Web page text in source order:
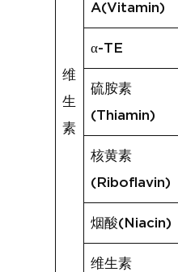
维
生
素
A(Vitamin)
α-TE
硫胺素
(Thiamin)
核黄素
(Riboflavin)
烟酸(Niacin)
维生素